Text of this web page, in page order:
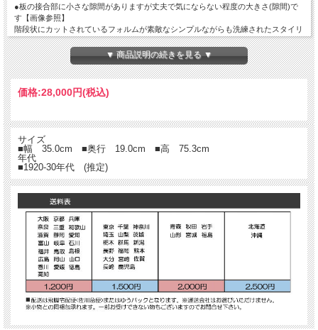
●板の接合部に小さな隙間がありますが丈夫で気にならない程度の大きさ(隙間)で
す【画像参照】
階段状にカットされているフォルムが素敵なシンプルながらも洗練されたスタイリ
ッシュな
マガジンラックはいかがですか？店舗ディスプレイにもどうぞ。
▼ 商品説明の続きを見る ▼
価格:28,000円(税込)
サイズ
■幅 35.0cm ■奥行 19.0cm ■高 75.3cm
年代
■1920-30年代 (推定)